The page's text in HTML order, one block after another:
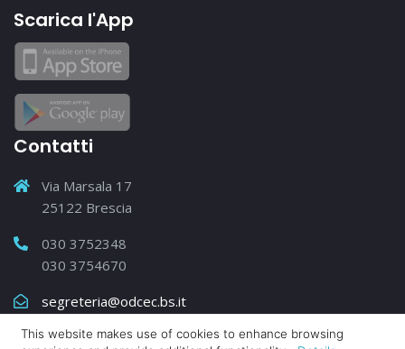
Scarica l'App
Contatti
Via Marsala 17
25122 Brescia
030 3752348
030 3754670
segreteria@odcec.bs.it
Elenco Contatti
This website makes use of cookies to enhance browsing